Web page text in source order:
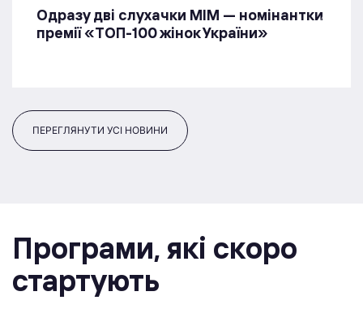
Одразу дві слухачки МІМ — номінантки
премії «ТОП-100 жінок України»
ПЕРЕГЛЯНУТИ УСІ НОВИНИ
Програми, якi скоро
стартують